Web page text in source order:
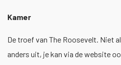
Kamer
De troef van The Roosevelt. Niet
anders uit, je kan via de website